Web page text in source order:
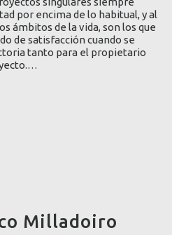
por encima de lo habitual, y al
ámbitos de la vida, son los que
de satisfacción cuando se
tanto para el propietario
Milladoiro